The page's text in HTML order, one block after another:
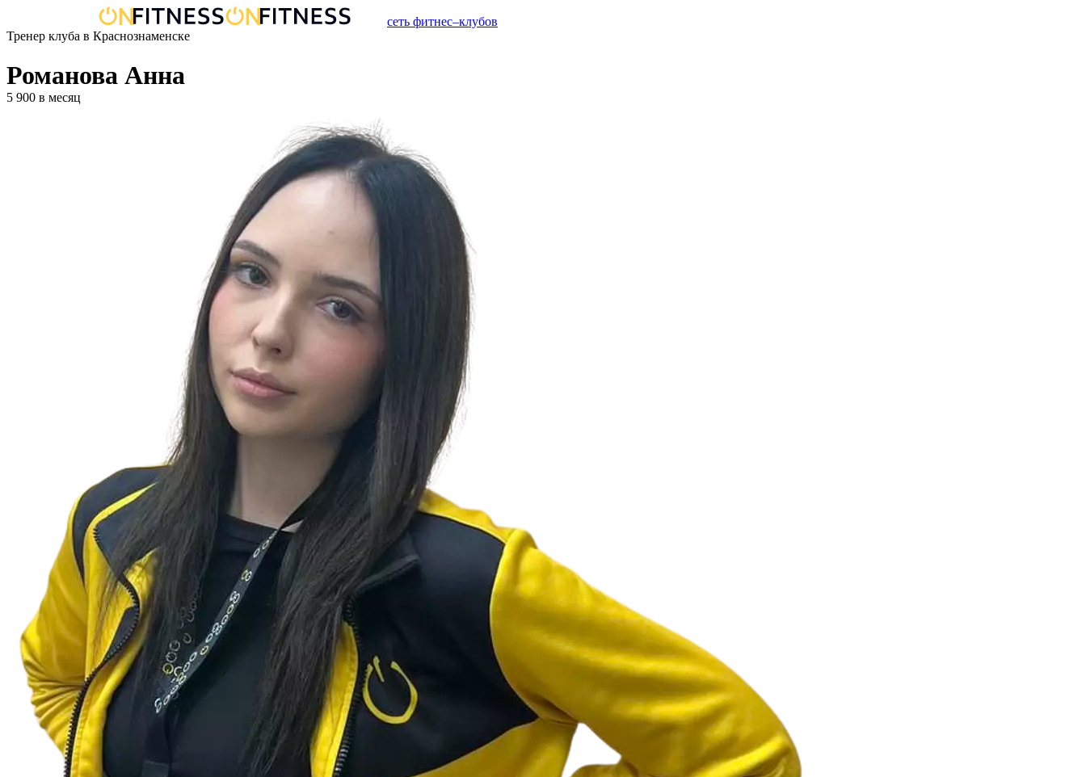
сеть фитнес–клубов
Тренер клуба в Краснознаменске
Романова Анна
5 900 в месяц